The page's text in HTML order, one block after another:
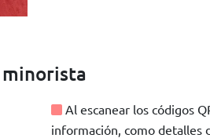
minorista
Al escanear los códigos
información, como detalles